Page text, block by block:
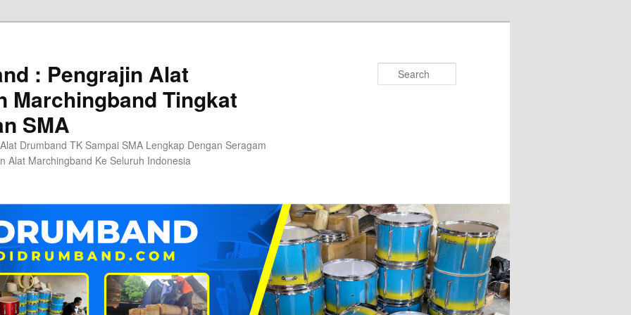
: Pengrajin Alat
Marchingband Tingkat
SMA
Drumband TK Sampai SMA Lengkap Dengan Seragam
Alat Marchingband Ke Seluruh Indonesia